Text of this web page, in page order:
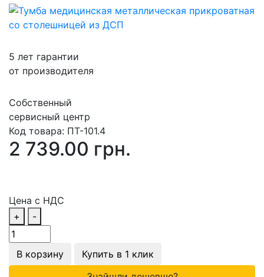
5 лет гарантии
от производителя
Собственный
сервисный центр
Код товара: ПТ-101.4
2 739.00 грн.
Цена с НДС
+
-
В корзину
Купить в 1 клик